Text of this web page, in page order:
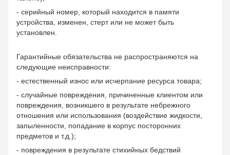
- серийный номер, который находится в памяти
устройства, изменен, стерт или не может быть
установлен.
Гарантийные обязательства не распространяются на
следующие неисправности:
- естественный износ или исчерпание ресурса товара;
- случайные повреждения, причиненные клиентом или
повреждения, возникшего в результате небрежного
отношения или использования (воздействие жидкости,
запыленности, попадание в корпус посторонних
предметов и т.д.);
- повреждения в результате стихийных бедствий